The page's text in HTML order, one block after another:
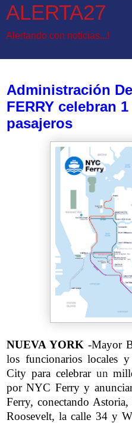
ALERTA27
Alertando con noticias...!
Administración
FERRY celebran
pasajeros
NUEVA YORK -Mayor
los funcionarios locales
City para celebrarun
por NYC Ferry y
Ferry, conectando
Roosevelt, la calle 34 y